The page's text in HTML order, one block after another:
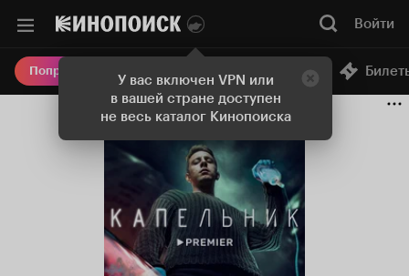
У вас включен VPN или
в вашей стране доступен
не весь каталог Кинопоиска
Войти
Попробовать Плюс Онлайн-кинотеатр